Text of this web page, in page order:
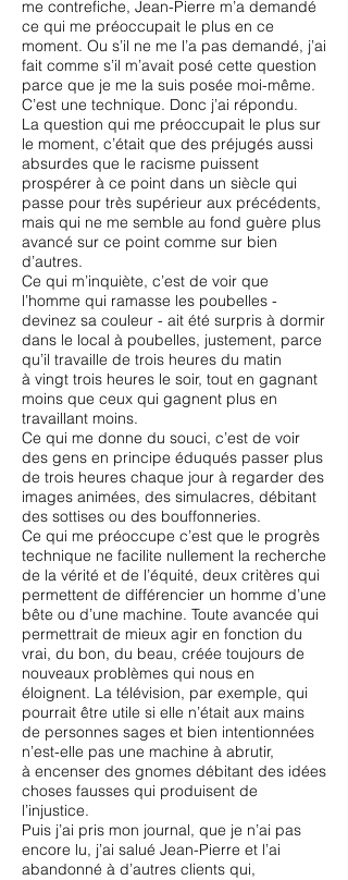
me contrefiche, Jean-Pierre m’a demandé
ce qui me préoccupait le plus en ce
moment. Ou s’il ne me l’a pas demandé, j’ai
fait comme s’il m’avait posé cette question
parce que je me la suis posée moi-même.
C’est une technique. Donc j’ai répondu.
La question qui me préoccupait le plus sur
le moment, c’était que des préjugés aussi
absurdes que le racisme puissent
prospérer à ce point dans un siècle qui
passe pour très supérieur aux précédents,
mais qui ne me semble au fond guère plus
avancé sur ce point comme sur bien
d’autres.
Ce qui m’inquiète, c’est de voir que
l’homme qui ramasse les poubelles -
devinez sa couleur - ait été surpris à dormir
dans le local à poubelles, justement, parce
qu’il travaille de trois heures du matin
à vingt trois heures le soir, tout en gagnant
moins que ceux qui gagnent plus en
travaillant moins.
Ce qui me donne du souci, c’est de voir
des gens en principe éduqués passer plus
de trois heures chaque jour à regarder des
images animées, des simulacres, débitant
des sottises ou des bouffonneries.
Ce qui me préoccupe c’est que le progrès
technique ne facilite nullement la recherche
de la vérité et de l’équité, deux critères qui
permettent de différencier un homme d’une
bête ou d’une machine. Toute avancée qui
permettrait de mieux agir en fonction du
vrai, du bon, du beau, créée toujours de
nouveaux problèmes qui nous en
éloignent. La télévision, par exemple, qui
pourrait être utile si elle n’était aux mains
de personnes sages et bien intentionnées
n’est-elle pas une machine à abrutir,
à encenser des gnomes débitant des idées
choses fausses qui produisent de
l’injustice.
Puis j’ai pris mon journal, que je n’ai pas
encore lu, j’ai salué Jean-Pierre et l’ai
abandonné à d’autres clients qui,